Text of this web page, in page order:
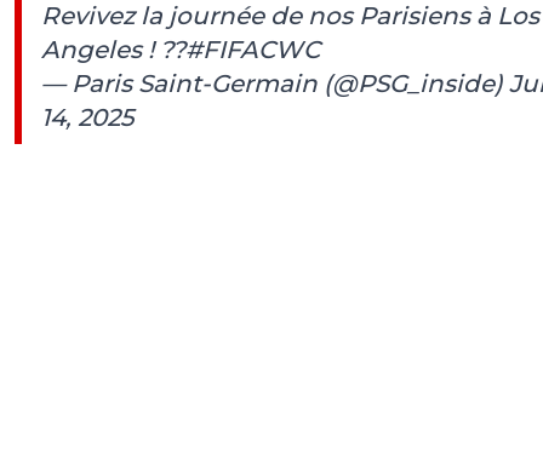
Revivez la journée de nos Parisiens à Los
Angeles ! ??#FIFACWC
— Paris Saint-Germain (@PSG_inside)
14, 2025